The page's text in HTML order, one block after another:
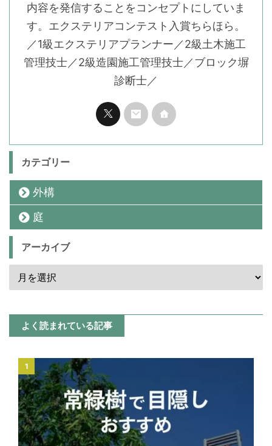
内容を発信することをコンセプトにしていま
す。エクステリアコンテスト入賞ちらほら。
／1級エクステリアプランナー／2級土木施工
管理技士／2級造園施工管理技士／ブロック塀
診断士／
カテゴリー
外構
庭
アーカイブ
よく読まれている記事
1